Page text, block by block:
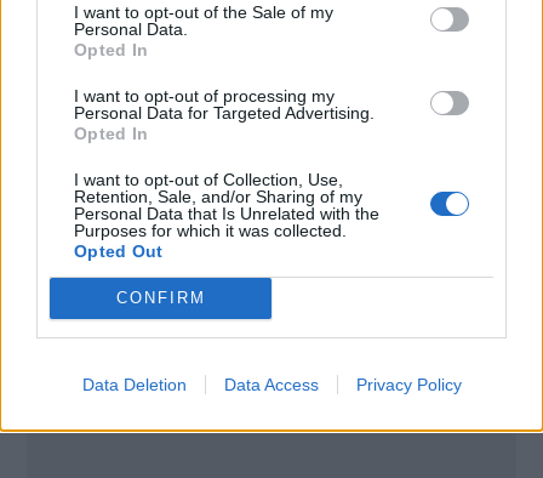
I want to opt-out of the Sale of my
Personal Data.
Opted In
I want to opt-out of processing my
Personal Data for Targeted Advertising.
Opted In
I want to opt-out of Collection, Use,
Retention, Sale, and/or Sharing of my
Personal Data that Is Unrelated with the
Purposes for which it was collected.
Opted Out
CONFIRM
Data Deletion Data Access Privacy Policy
Poznámky:
Uvedená výška úroku sa môže zmeniť v závislosti
od dĺžky úveru, poskytnutej sumy, bonity klienta a
ďalších parametrov.